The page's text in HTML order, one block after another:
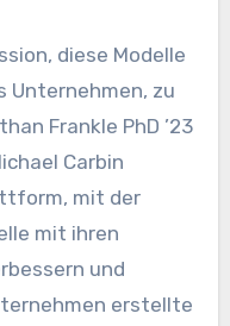
diese Modelle
Unternehmen, zu
Frankle PhD ’23
Carbin
mit der
mit ihren
und
erstellte